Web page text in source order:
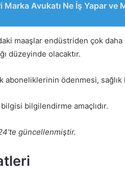
Marka Avukatı Ne İş Yapar ve
maaşlar endüstriden çok
düzeyinde olacaktır.
aboneliklerinin ödenmesi, sağlık
bilgilendirme amaçlıdır.
güncellenmiştir.